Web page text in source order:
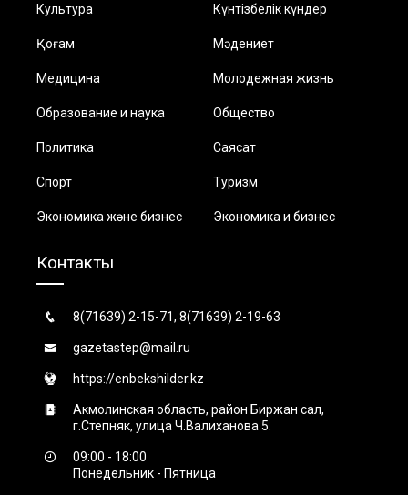
Культура Күнтізбелік күндер
Қоғам Мәдениет
Медицина Молодежная жизнь
Образование и наука Общество
Политика Саясат
Спорт Туризм
Экономика және бизнес Экономика и бизнес
Контакты
8(71639) 2-15-71, 8(71639) 2-19-63
gazetastep@mail.ru
https://enbekshilder.kz
Акмолинская область, район Биржан сал,
г.Степняк, улица Ч.Валиханова 5.
09:00 - 18:00
Понедельник - Пятница